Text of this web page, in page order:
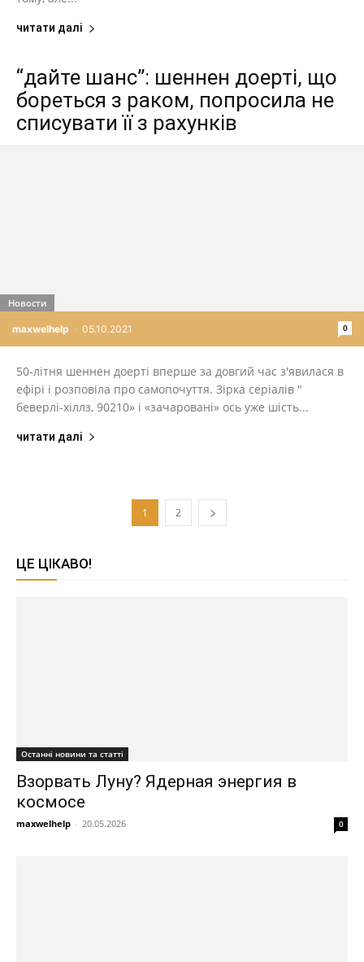
читати далі
“дайте шанс”: шеннен доерті, що
бореться з раком, попросила не
списувати її з рахунків
maxwelhelp - 05.10.2021 0
Новости
50-літня шеннен доерті вперше за довгий час з'явилася в
ефірі і розповіла про самопочуття. Зірка серіалів "
беверлі-хіллз, 90210» і «зачаровані» ось уже шість...
читати далі
1 2
ЦЕ ЦІКАВО!
Останні новини та статті
Взорвать Луну? Ядерная энергия в
космосе
maxwelhelp - 20.05.2026 0